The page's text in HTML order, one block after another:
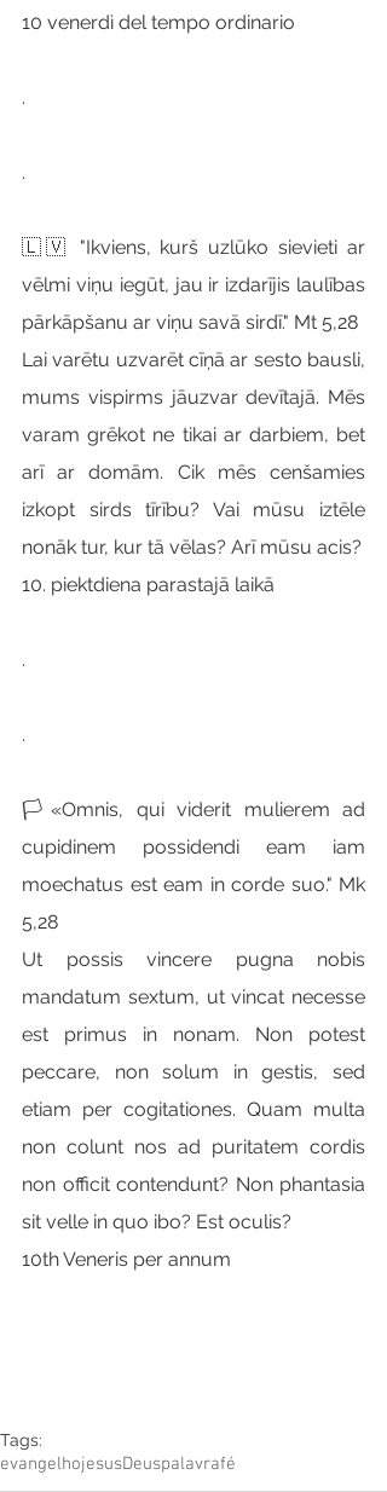
10 venerdì del tempo ordinario
.
.
🇱🇻 "Ikviens, kurš uzlūko sievieti ar
vēlmi viņu iegūt, jau ir izdarījis laulības
pārkāpšanu ar viņu savā sirdī." Mt 5,28
Lai varētu uzvarēt cīņā ar sesto bausli,
mums vispirms jāuzvar devītajā. Mēs
varam grēkot ne tikai ar darbiem, bet
arī ar domām. Cik mēs cenšamies
izkopt sirds tīrību? Vai mūsu iztēle
nonāk tur, kur tā vēlas? Arī mūsu acis?
10. piektdiena parastajā laikā
.
.
🏳«Omnis, qui viderit mulierem ad
cupidinem possidendi eam iam
moechatus est eam in corde suo." Mk
5,28
Ut possis vincere pugna nobis
mandatum sextum, ut vincat necesse
est primus in nonam. Non potest
peccare, non solum in gestis, sed
etiam per cogitationes. Quam multa
non colunt nos ad puritatem cordis
non officit contendunt? Non phantasia
sit velle in quo ibo? Est oculis?
10th Veneris per annum
Tags:
evangelhojesusDeuspalavrafé